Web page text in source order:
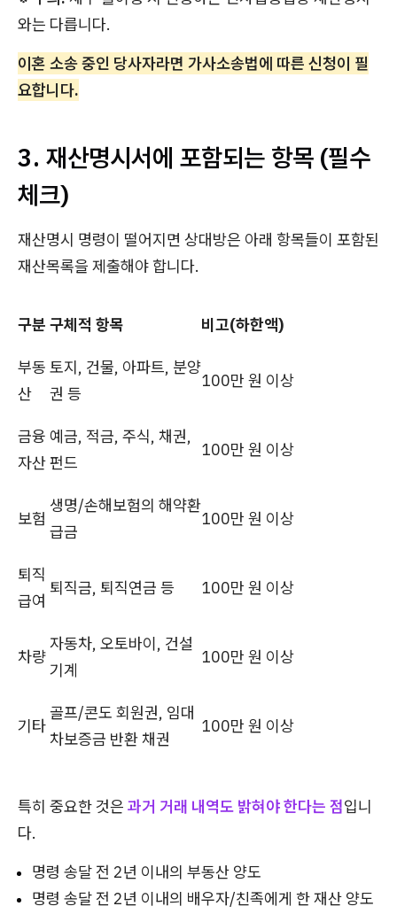
와는 다릅니다.
이혼 소송 중인 당사자라면 가사소송법에 따른 신청이 필
요합니다.
3. 재산명시서에 포함되는 항목 (필수
체크)
재산명시 명령이 떨어지면 상대방은 아래 항목들이 포함된
재산목록을 제출해야 합니다.
구분 구체적 항목 비고(하한액)
부동
산
토지, 건물, 아파트, 분양
권 등
100만 원 이상
금융
자산
예금, 적금, 주식, 채권,
펀드
100만 원 이상
보험
생명/손해보험의 해약환
급금
100만 원 이상
퇴직
급여
퇴직금, 퇴직연금 등 100만 원 이상
차량
자동차, 오토바이, 건설
기계
100만 원 이상
기타
골프/콘도 회원권, 임대
차보증금 반환 채권
100만 원 이상
특히 중요한 것은 과거 거래 내역도 밝혀야 한다는 점입니
다.
명령 송달 전 2년 이내의 부동산 양도
명령 송달 전 2년 이내의 배우자/친족에게 한 재산 양도